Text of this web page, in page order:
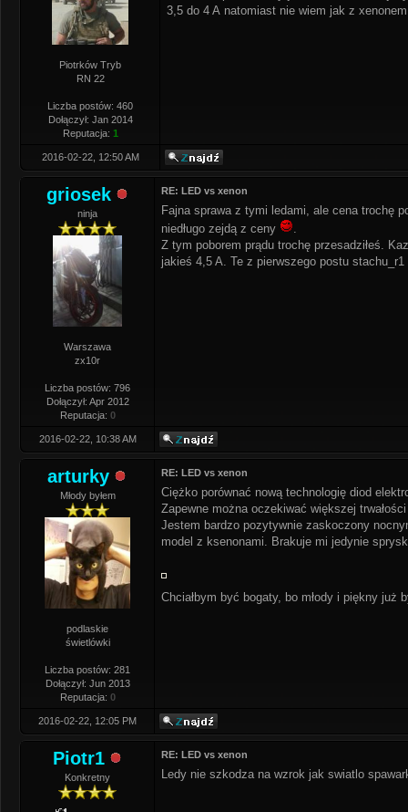
Piotrków Tryb
RN 22
Liczba postów: 460
Dołączył: Jan 2014
Reputacja: 1
3,5 do 4 A natomiast nie wiem jak z
2016-02-22, 12:50 AM
griosek
ninja
Warszawa
zx10r
Liczba postów: 796
Dołączył: Apr 2012
Reputacja: 0
RE: LED vs xenon
Fajna sprawa z tymi ledami, ale cena trochę
niedługo zejdą z ceny
.
Z tym poborem prądu trochę przesadziłeś.
jakieś 4,5 A. Te z pierwszego postu
2016-02-22, 10:38 AM
arturky
Młody byłem
podlaskie
świetlówki
Liczba postów: 281
Dołączył: Jun 2013
Reputacja: 0
RE: LED vs xenon
Ciężko porównać nową technologię diod
Zapewne można oczekiwać większej
Jestem bardzo pozytywnie zaskoczony
model z ksenonami. Brakuje mi jedynie
Chciałbym być bogaty, bo młody i piękny już
2016-02-22, 12:05 PM
Piotr1
Konkretny
RE: LED vs xenon
Ledy nie szkodza na wzrok jak swiatlo